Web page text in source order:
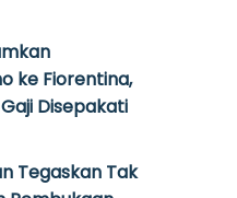
ke Fiorentina,
Disepakati
Tegaskan Tak